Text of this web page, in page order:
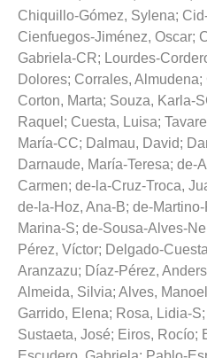
Chiquillo-Gómez, Sylena;
Cienfuegos-Jiménez, Oscar;
Gabriela-CR; Lourdes-
Dolores; Corrales, Almudena;
Corton, Marta; Souza, Karla-
Raquel ; Cuesta, Luisa;
María-CC; Dalmau, David;
Darnaude, María-Teresa; de-
Carmen; de-la-Cruz-Troca,
de-la-Hoz, Ana-B; de-
Marina-S; de-Sousa-Alves-
Pérez, Víctor; Delgado-
Aranzazu; Díaz-Pérez,
Almeida, Silvia; Alves,
Garrido, Elena; Rosa, Lidia-S;
Sustaeta, José; Eiros, Rocío;